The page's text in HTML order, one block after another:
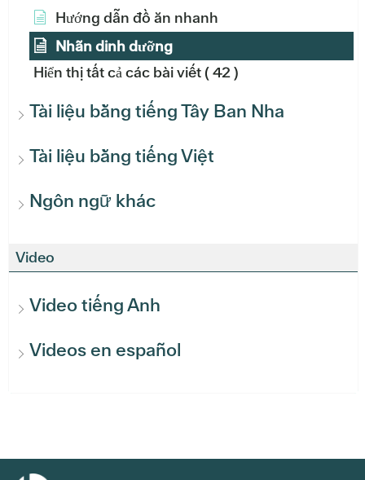
Hướng dẫn đồ ăn nhanh
Nhãn dinh dưỡng
Hiển thị tất cả các bài viết( 42 )
Tài liệu bằng tiếng Tây Ban Nha
Tài liệu bằng tiếng Việt
Ngôn ngữ khác
Video
Video tiếng Anh
Videos en español